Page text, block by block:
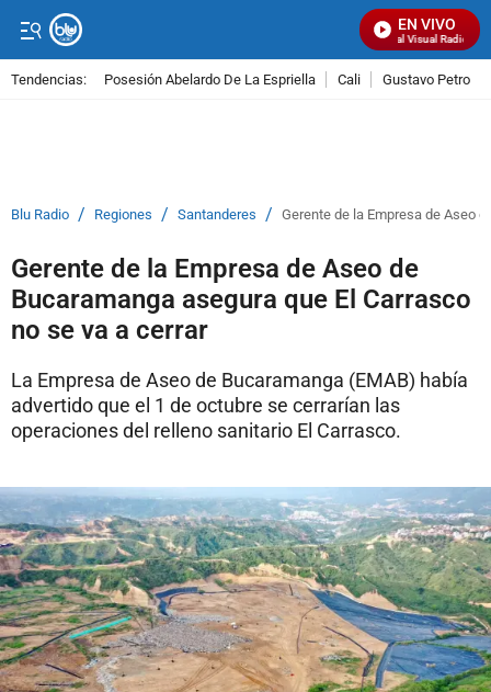
EN VIVO
Señal Visual Radio
Tendencias: Posesión Abelardo De La Espriella Cali Gustavo Petro
Blu Radio / Regiones / Santanderes / Gerente de la Empresa de Aseo
Gerente de la Empresa de Aseo de
Bucaramanga asegura que El Carrasco
no se va a cerrar
La Empresa de Aseo de Bucaramanga (EMAB) había
advertido que el 1 de octubre se cerrarían las
operaciones del relleno sanitario El Carrasco.